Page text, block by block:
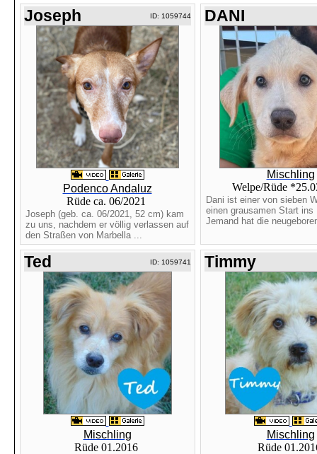
Joseph ID: 1059744
Podenco Andaluz
Rüde ca. 06/2021
Joseph (geb. ca. 06/2021, 52 cm) kam
zu uns, nachdem er völlig verlassen auf
den Straßen von Marbella ...
DANI
Mischling
Welpe/Rüde
Dani ist einer von sieben
einen grausamen Start ins
Jemand hat die
Ted ID: 1059741
Mischling
Rüde 01.2016
Timmy
Mischling
Rüde